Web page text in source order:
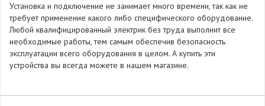
Установка и подключение не занимает много времени, так как не
требует применение какого либо специфического оборудование.
Любой квалифицированный электрик без труда выполнит все
необходимые работы, тем самым обеспечив безопасность
эксплуатации всего оборудования в целом. А купить эти
устройства вы всегда можете в нашем магазине.